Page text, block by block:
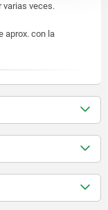
varias veces.
aprox. con la